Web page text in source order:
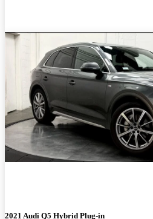
2021 Audi Q5 Hybrid Plug-in